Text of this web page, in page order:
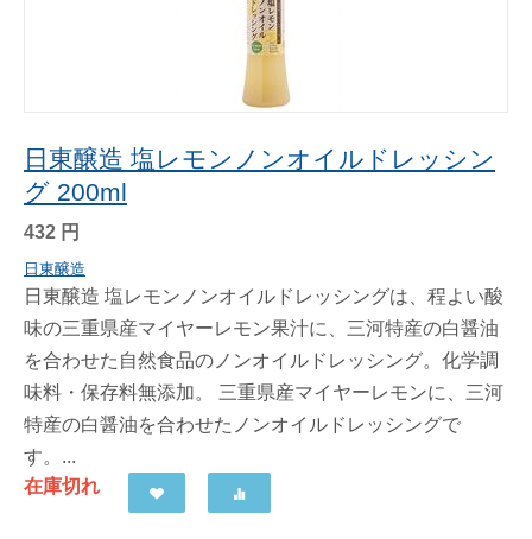
日東醸造 塩レモンノンオイルドレッシン
グ 200ml
432 円
日東醸造
日東醸造 塩レモンノンオイルドレッシングは、程よい酸
味の三重県産マイヤーレモン果汁に、三河特産の白醤油
を合わせた自然食品のノンオイルドレッシング。化学調
味料・保存料無添加。 三重県産マイヤーレモンに、三河
特産の白醤油を合わせたノンオイルドレッシングで
す。...
在庫切れ